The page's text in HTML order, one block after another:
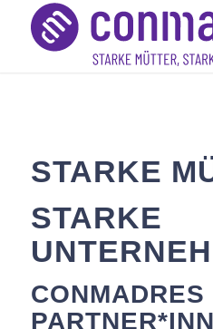
STARKE
STARKE
CONMADRES